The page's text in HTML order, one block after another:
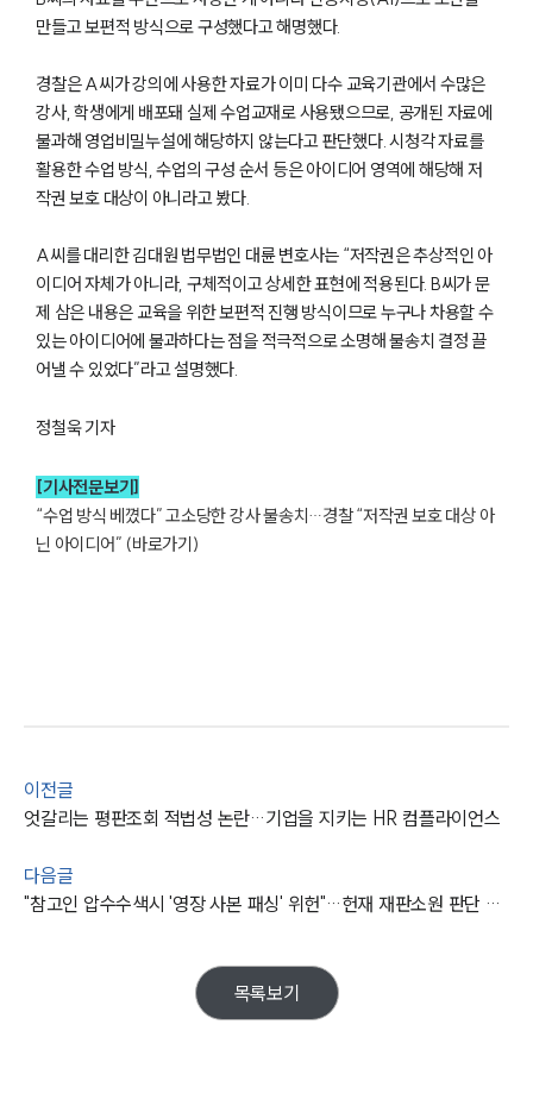
고객의 소리
통합검색
업무사례
주요 업무사례
사례분석/최신동향
법률정보
만들고 보편적 방식으로 구성했다고 해명했다.
경찰은 A씨가 강의에 사용한 자료가 이미 다수 교육기관에서 수많은
강사, 학생에게 배포돼 실제 수업교재로 사용됐으므로, 공개된 자료에
불과해 영업비밀누설에 해당하지 않는다고 판단했다. 시청각 자료를
활용한 수업 방식, 수업의 구성 순서 등은 아이디어 영역에 해당해 저
작권 보호 대상이 아니라고 봤다.
A씨를 대리한 김대원 법무법인 대륜 변호사는 “저작권은 추상적인 아
이디어 자체가 아니라, 구체적이고 상세한 표현에 적용된다. B씨가 문
제 삼은 내용은 교육을 위한 보편적 진행 방식이므로 누구나 차용할 수
있는 아이디어에 불과하다는 점을 적극적으로 소명해 불송치 결정 끌
어낼 수 있었다”라고 설명했다.
정철욱 기자
[기사전문보기]
“수업 방식 베꼈다” 고소당한 강사 불송치…경찰 “저작권 보호 대상 아
닌 아이디어” (바로가기)
이전글
엇갈리는 평판조회 적법성 논란…기업을 지키는 HR 컴플라이언스
다음글
"참고인 압수수색시 '영장 사본 패싱' 위헌"…헌재 재판소원 판단 받는다
목록보기